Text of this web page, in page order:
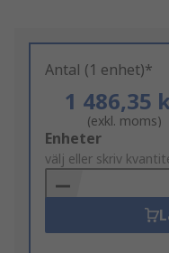
Antal (1 enhet)*
1 486,35
(exkl. moms)
Add
to
Basket
Enheter
välj eller skriv